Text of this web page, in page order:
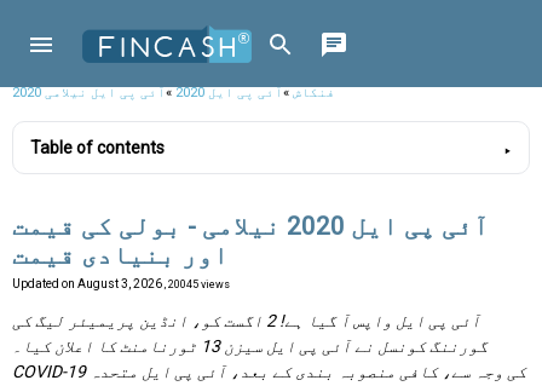
فنکاش»آئی پی ایل 2020 »آئی پی ایل نیلامی 2020
Table of contents
آئی پی ایل 2020 نیلامی - بولی کی قیمت
اور بنیادی قیمت
Updated on August 3, 2026 , 20045 views
آئی پی ایل واپس آ گیا ہے! 2 اگست کو، انڈین پریمیئر لیگ کی
گورننگ کونسل نے آئی پی ایل سیزن 13 ٹورنامنٹ کا اعلان کیا۔
COVID-19 کی وجہ سے، کافی منصوبہ بندی کے بعد، آئی پی ایل متحدہ